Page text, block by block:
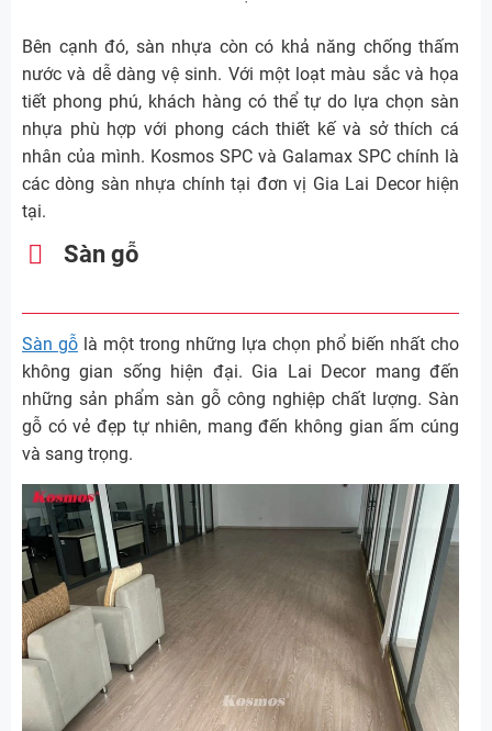
Bên cạnh đó, sàn nhựa còn có khả năng chống thấm
nước và dễ dàng vệ sinh. Với một loạt màu sắc và họa
tiết phong phú, khách hàng có thể tự do lựa chọn sàn
nhựa phù hợp với phong cách thiết kế và sở thích cá
nhân của mình. Kosmos SPC và Galamax SPC chính là
các dòng sàn nhựa chính tại đơn vị Gia Lai Decor hiện
tại.
Sàn gỗ
Sàn gỗ là một trong những lựa chọn phổ biến nhất cho
không gian sống hiện đại. Gia Lai Decor mang đến
những sản phẩm sàn gỗ công nghiệp chất lượng. Sàn
gỗ có vẻ đẹp tự nhiên, mang đến không gian ấm cúng
và sang trọng.